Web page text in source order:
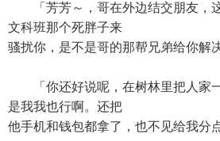
「芳芳～，哥在外边结交朋友，
文科班那个死胖子来
骚扰你，是不是哥的那帮兄弟给你解
「你还好说呢，在树林里把人家一
是我我也行啊。还把
他手机和钱包都拿了，也不见给我分